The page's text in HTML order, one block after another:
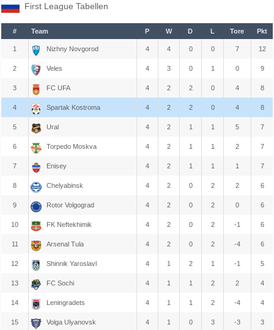
First League Tabellen
# Team P W D L Tore Pkt
1 Nizhny Novgorod 4 4 0 0 7 12
2 Veles 4 3 0 1 0 9
3 FC UFA 4 2 2 0 4 8
4 Spartak Kostroma 4 2 2 0 4 8
5 Ural 4 2 1 1 5 7
6 Torpedo Moskva 4 2 1 1 2 7
7 Enisey 4 2 1 1 1 7
8 Chelyabinsk 4 2 0 2 2 6
9 Rotor Volgograd 4 2 0 2 0 6
10 FK Neftekhimik 4 2 0 2 -1 6
11 Arsenal Tula 4 2 0 2 -4 6
12 Shinnik Yaroslavl 4 1 2 1 -1 5
13 FC Sochi 4 1 1 2 2 4
14 Leningradets 4 1 1 2 -4 4
15 Volga Ulyanovsk 4 1 0 3 -3 3